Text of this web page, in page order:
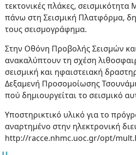
τεκτονικές πλάκες, σεισμικότητα
πάνω στη Σεισμική Πλατφόρμα,
τους σεισμογράφημα.
Στην Οθόνη Προβολής Σεισμών
ανακαλύπτουν τη σχέση
σεισμική και ηφαιστειακή
Δεξαμενή Προσομοίωσης
πού δημιουργείται το σεισμικό
Υποστηρικτικό υλικό για το
αναρτημένο στην ηλεκτρονική
http://racce.nhmc.uoc.gr/opt/